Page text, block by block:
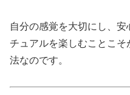
自分の感覚を大切にし、
チュアルを楽しむことこ
法なのです。